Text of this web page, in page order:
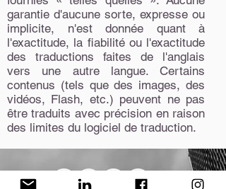
garantie d'aucune sorte, expresse ou
implicite, n'est donnée quant à
l'exactitude, la fiabilité ou l'exactitude
des traductions faites de l'anglais
vers une autre langue. Certains
contenus (tels que des images, des
vidéos, Flash, etc.) peuvent ne pas
être traduits avec précision en raison
des limites du logiciel de traduction.